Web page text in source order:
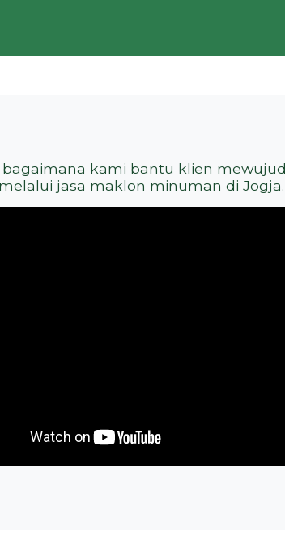
bagaimana kami bantu klien
jasa maklon minuman di Jogja.